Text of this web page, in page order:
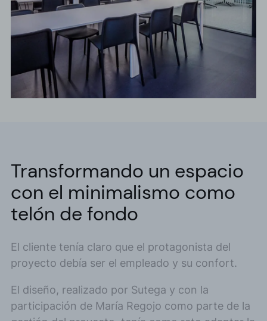
Transformando un espacio
con el minimalismo como
telón de fondo
El cliente tenía claro que el protagonista del
proyecto debía ser el empleado y su confort.
El diseño, realizado por Sutega y con la
participación de María Regojo como parte de la